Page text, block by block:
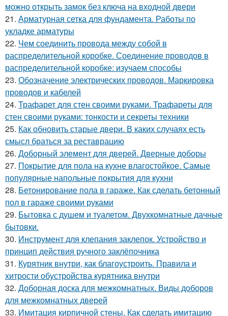
можно открыть замок без ключа на входной двери
21. Арматурная сетка для фундамента. Работы по
укладке арматуры
22. Чем соединить провода между собой в
распределительной коробке. Соединение проводов в
распределительной коробке: изучаем способы
23. Обозначение электрических проводов. Маркировка
проводов и кабелей
24. Трафарет для стен своими руками. Трафареты для
стен своими руками: тонкости и секреты техники
25. Как обновить старые двери. В каких случаях есть
смысл браться за реставрацию
26. Доборный элемент для дверей. Дверные доборы
27. Покрытие для пола на кухне влагостойкое. Самые
популярные напольные покрытия для кухни
28. Бетонирование пола в гараже. Как сделать бетонный
пол в гараже своими руками
29. Бытовка с душем и туалетом. Двухкомнатные дачные
бытовки.
30. Инструмент для клепания заклепок. Устройство и
принцип действия ручного заклёпочника
31. Курятник внутри, как благоустроить. Правила и
хитрости обустройства курятника внутри
32. Доборная доска для межкомнатных. Виды доборов
для межкомнатных дверей
33. Имитация кирпичной стены. Как сделать имитацию